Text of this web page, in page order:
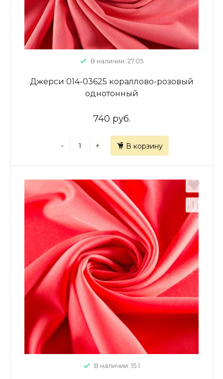
В наличии: 27.05
Джерси 014-03625 кораллово-розовый
однотонный
740 руб.
- + В корзину
В наличии: 15.1